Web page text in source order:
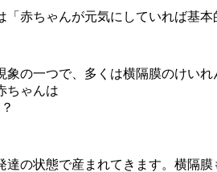
「赤ちゃんが元気にしていれば基
の一つで、多くは横隔膜のけいれ
ちゃんは
達の状態で産まれてきます。横隔